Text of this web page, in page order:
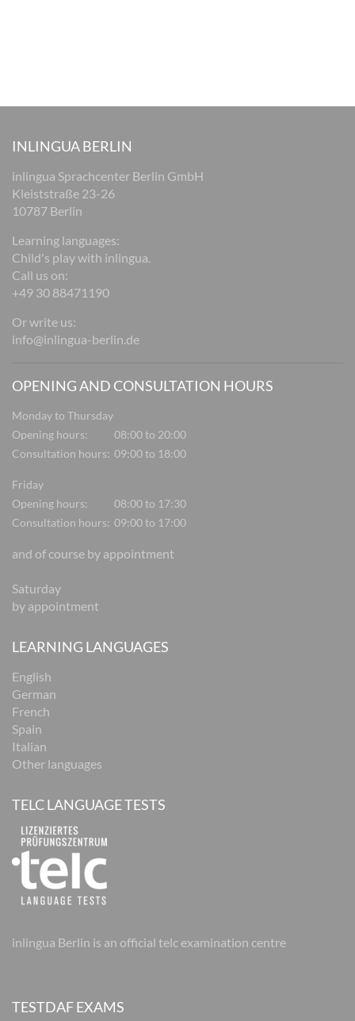
INLINGUA BERLIN
inlingua Sprachcenter Berlin GmbH
Kleiststraße 23-26
10787 Berlin
Learning languages:
Child's play with inlingua.
Call us on:
+49 30 88471190
Or write us:
info@inlingua-berlin.de
OPENING AND CONSULTATION HOURS
Monday to Thursday
Opening hours:
08:00 to 20:00
Consultation hours: 09:00 to 18:00
Friday
Opening hours:
08:00 to 17:30
Consultation hours: 09:00 to 17:00
and of course by appointment
Saturday
by appointment
LEARNING LANGUAGES
English
German
French
Spain
Italian
Other languages
TELC LANGUAGE TESTS
inlingua Berlin is an official telc examination centre
TESTDAF EXAMS